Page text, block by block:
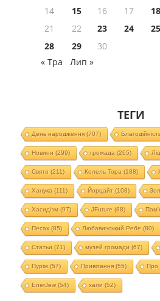
14
15 16 17 18
21
22 23 24 25
28
29
30
« Тра
Лип »
ТЕГИ
День народження(707)
Новини (299) громада (265)
Свято (211) Колель Тора (188)
Ханука (111) Йорцайт (108)
Хасидізм (97) JFuture (88)
Песах(85) Любавичський Ребе (80)
Статьи (71) музей громади (67)
Пурім (57) Привітання(55) Про
EnerJew(54) хали (52)